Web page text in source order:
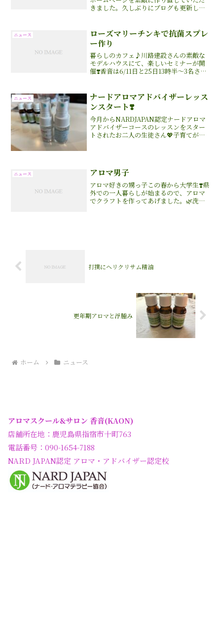
きました。久しぶりにブログも更新して
り整えるメニューをご用意しています。
これから少しずつ、サ...
ニュース
ローズマリーチンキで抗菌スプレ
ー作り
暮らしのカフェ♪川路建設さんの素敵な
モデルハウスにて、楽しいセミナーが開
催❣️香音は6/11日と25日13時半〜3名さま
♪(お茶付)コロナウィルス感染予防や梅
雨の抗菌...
ニュース
ナードアロマアドバイザーレッス
ンスタート❣️
今月からNARDJAPAN認定ナードアロマ
アドバイザーコースのレッスンをスター
トされたお二人の生徒さん💖子育てがひ
ニュース アロマ男子
アロマ好きの甥っ子この春から大学生❣️県
外での一人暮らしが始まるので、アロマ
でクラフトを作ってあげました。🌿洗顔
打撲にヘリクリサム精油
更年期アロマと浮腫み
ホーム ニュース
アロマスクール&サロン 香音(KAON)
店舗所在地：鹿児島県指宿市十町763
電話番号：090-1654-7188
NARD JAPAN認定 アロマ・アドバイザー認定校